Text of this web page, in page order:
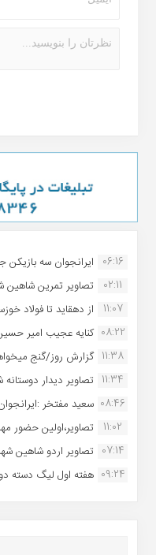
06:16 ایرانجوان سه
02:11
تصاویر تمرین شاهین
11:07
از دهقاید تا فولاد
08:22 کنایه عجیب امیر
11:38 گزارش روز/گنج
11:34 تصاویر دیدار
08:46 سعید مفتخر
11:02
تصاویر،اولین حضور
07:14 تصاویر اردو شاهین
09:24 هفته اول لیگ دسته